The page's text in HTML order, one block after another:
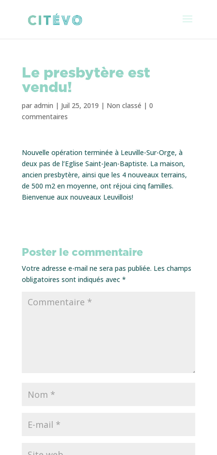
Le presbytère est
vendu!
par admin | Juil 25, 2019 | Non classé | 0
commentaires
Nouvelle opération terminée à Leuville-Sur-Orge, à
deux pas de l’Eglise Saint-Jean-Baptiste. La maison,
ancien presbytère, ainsi que les 4 nouveaux terrains,
de 500 m2 en moyenne, ont réjoui cinq familles.
Bienvenue aux nouveaux Leuvillois!
Poster le commentaire
Votre adresse e-mail ne sera pas publiée. Les champs
obligatoires sont indiqués avec *